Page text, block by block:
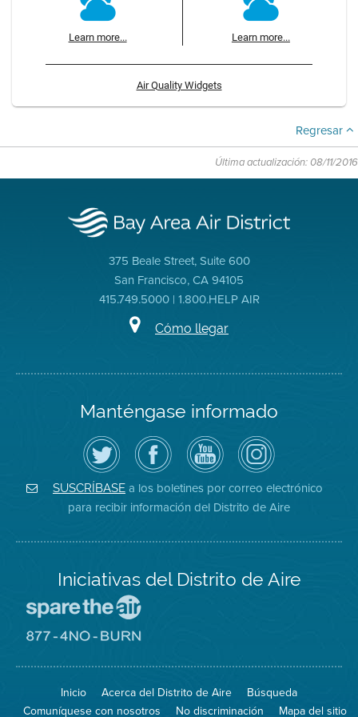
Learn more... Learn more...
Air Quality Widgets
Regresar
Última actualización: 08/11/2016
375 Beale Street, Suite 600
San Francisco, CA 94105
415.749.5000 | 1.800.HELP AIR
Cómo llegar
Manténgase informado
Siga
el
Distrito
de
Aire
en
Twitter
Visite
la
página
de
Facebook
del
Distrito
Canal
de
YouTube
del
Distrito
de
Aire
Air
District
on
Instagram
SUSCRÍBASE a los boletines por correo electrónico
para recibir información del Distrito de Aire
Iniciativas del Distrito de Aire
Spare
Air
el
sitio
8774
Burn
Inicio Acerca del Distrito de Aire
Búsqueda
Comuníquese con nosotros
No discriminación Mapa del sitio